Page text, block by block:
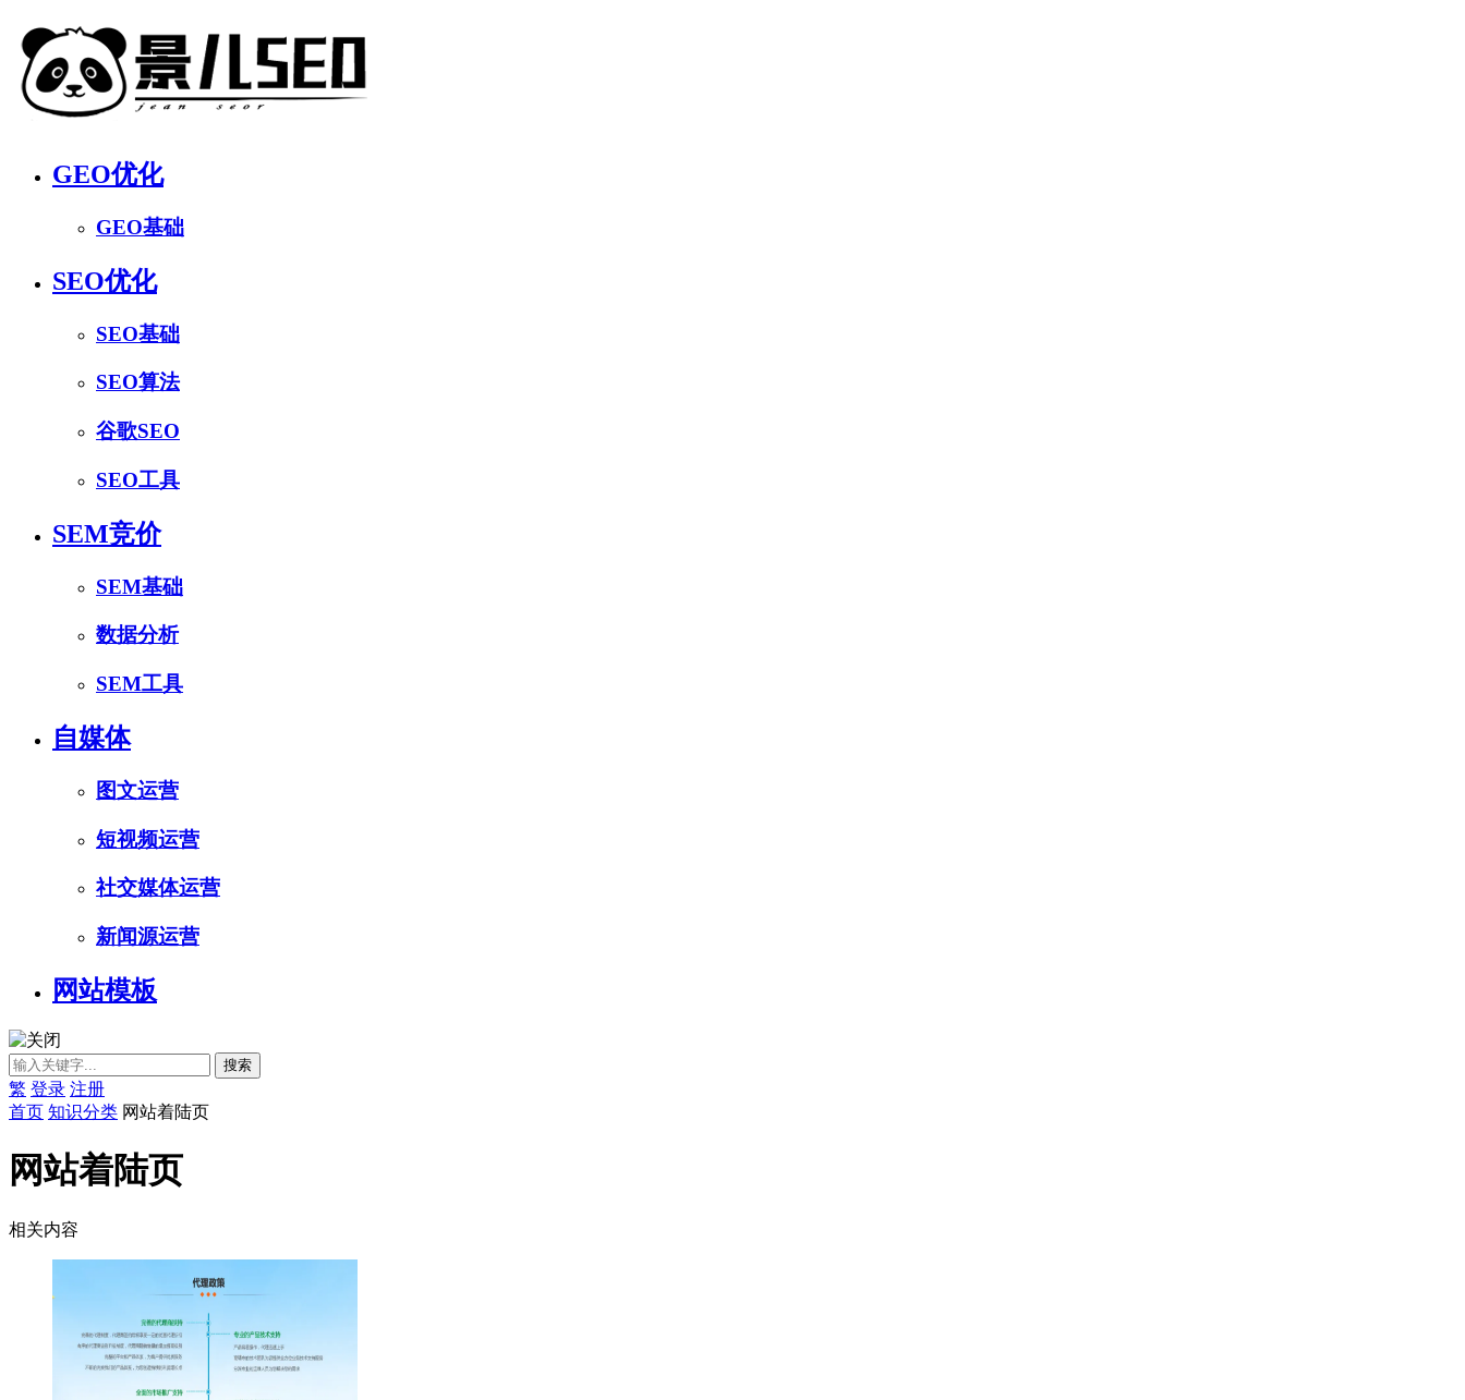
GEO优化
GEO基础
SEO优化
SEO基础
SEO算法
谷歌SEO
SEO工具
SEM竞价
SEM基础
数据分析
SEM工具
自媒体
图文运营
短视频运营
社交媒体运营
新闻源运营
网站模板
繁 登录 注册
首页 知识分类 网站着陆页
网站着陆页
相关内容